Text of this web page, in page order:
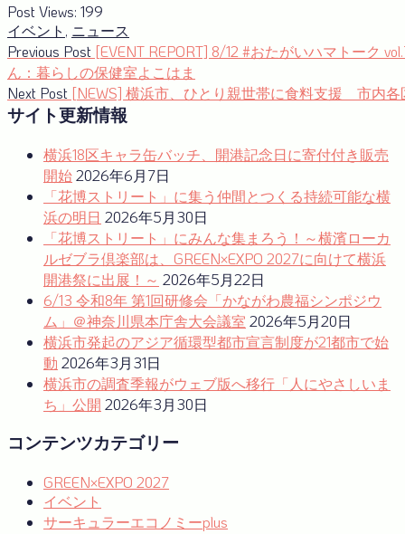
Post Views: 199
イベント , ニュース
投
稿
ナ
ー
シ
Previous Post Previous
post:
[EVENT REPORT] 8/12 #おたがいハマトーク
ん：暮らしの保健室よこはま
Next Post Next
post:
[NEWS] 横浜市、ひとり親世帯に食料支援 市内各
サイト更新情報
横浜18区キャラ缶バッチ、開港記念日に寄付付き販売
開始2026年6月7日
「花博ストリート」に集う仲間とつくる持続可能な横
浜の明日 2026年5月30日
「花博ストリート」にみんな集まろう！～横濱ローカ
ルゼブラ倶楽部は、GREEN×EXPO 2027に向けて横浜
開港祭に出展！～ 2026年5月22日
6/13 令和8年 第1回研修会「かながわ農福シンポジウ
ム」＠神奈川県本庁舎大会議室 2026年5月20日
横浜市発起のアジア循環型都市宣言制度が21都市で始
動 2026年3月31日
横浜市の調査季報がウェブ版へ移行「人にやさしいま
ち」公開 2026年3月30日
コンテンツカテゴリー
GREEN×EXPO 2027
イベント
サーキュラーエコノミーplus